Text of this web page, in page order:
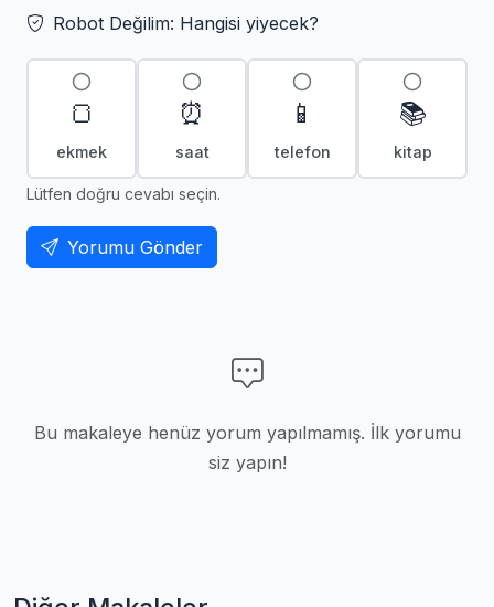
Robot Değilim: Hangisi yiyecek?
🍞
ekmek
⏰
saat
📱
telefon
📚
kitap
Lütfen doğru cevabı seçin.
Yorumu Gönder
Bu makaleye henüz yorum yapılmamış. İlk yorumu
siz yapın!